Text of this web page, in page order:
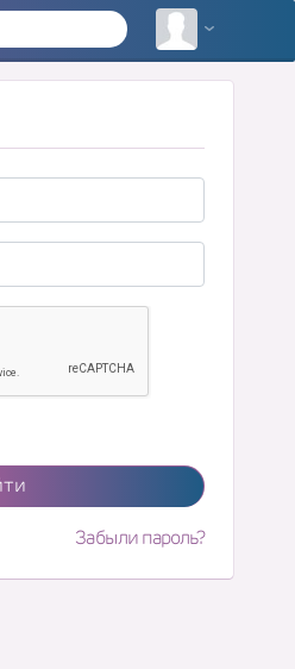
Забыли пароль?